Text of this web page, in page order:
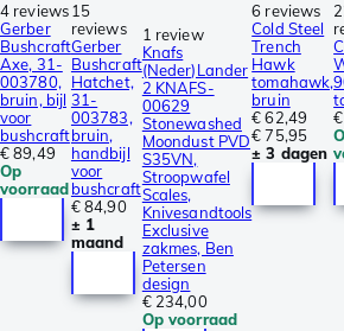
4 reviews
Gerber
Bushcraft
Axe, 31-
003780,
bruin, bijl
voor
bushcraft
€ 89,49
Op
voorraad
15
reviews
Gerber
Bushcraft
Hatchet,
31-
003783,
bruin,
handbijl
voor
bushcraft
€ 84,90
± 1
maand
1 review
Knafs
(Neder)Lander
2 KNAFS-
00629
Stonewashed
Moondust PVD
S35VN,
Stroopwafel
Scales,
Knivesandtools
Exclusive
zakmes, Ben
Petersen
design
€ 234,00
Op voorraad
6 reviews
Cold Steel
Trench
Hawk
tomahawk,
bruin
€ 62,49
€ 75,95
± 3 dagen